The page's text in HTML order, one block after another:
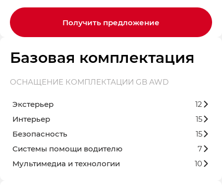
Получить предложение
Базовая комплектация
ОСНАЩЕНИЕ КОМПЛЕКТАЦИИ GB AWD
Экстерьер
12
Интерьер
15
Безопасность
15
Системы помощи водителю
7
Мультимедиа и технологии
10